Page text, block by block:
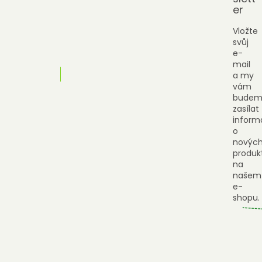
er
Vložte
svůj
e-
mail
a my
vám
zasílat
o
nových
na
našem
e-
shopu.